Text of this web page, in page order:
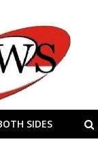
SIDES